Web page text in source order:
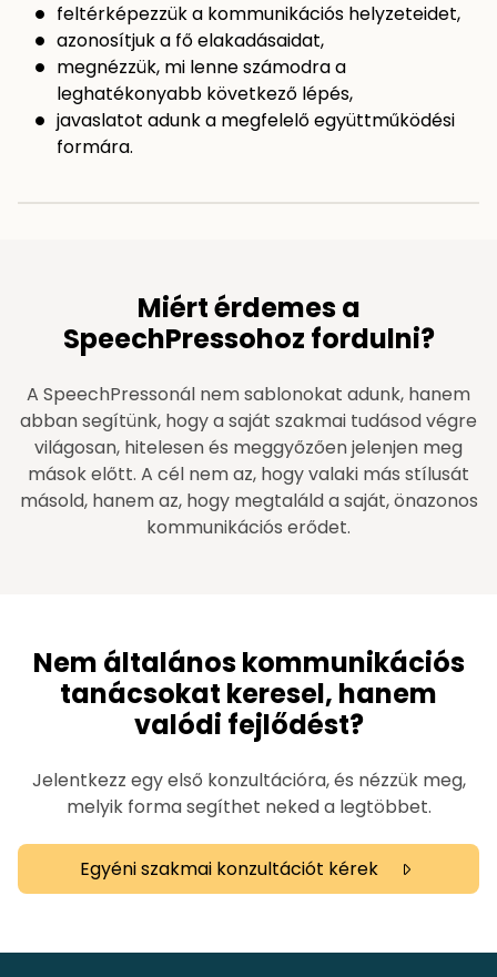
feltérképezzük a kommunikációs helyzeteidet,
azonosítjuk a fő elakadásaidat,
megnézzük, mi lenne számodra a
leghatékonyabb következő lépés,
javaslatot adunk a megfelelő együttműködési
formára.
Miért érdemes a
SpeechPressohoz fordulni?
A SpeechPressonál nem sablonokat adunk, hanem
abban segítünk, hogy a saját szakmai tudásod végre
világosan, hitelesen és meggyőzően jelenjen meg
mások előtt. A cél nem az, hogy valaki más stílusát
másold, hanem az, hogy megtaláld a saját, önazonos
kommunikációs erődet.
Nem általános kommunikációs
tanácsokat keresel, hanem
valódi fejlődést?
Jelentkezz egy első konzultációra, és nézzük meg,
melyik forma segíthet neked a legtöbbet.
Egyéni szakmai konzultációt kérek